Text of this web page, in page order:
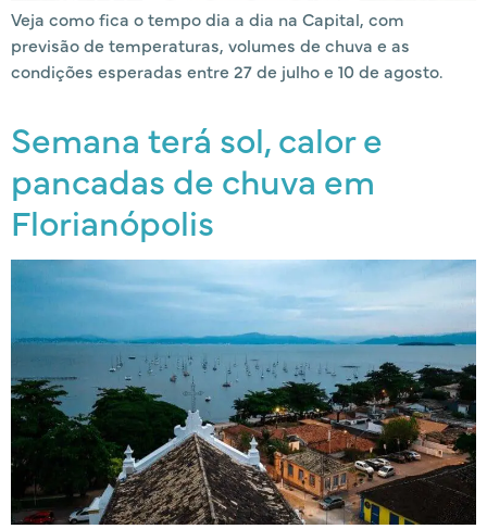
Veja como fica o tempo dia a dia na Capital, com
previsão de temperaturas, volumes de chuva e as
condições esperadas entre 27 de julho e 10 de agosto.
Semana terá sol, calor e
pancadas de chuva em
Florianópolis